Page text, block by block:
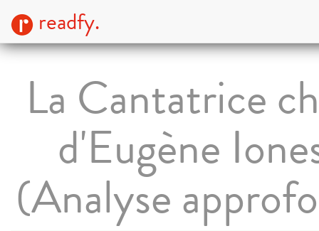
readfy.
La Cantatrice
d'Eugène
(Analyse